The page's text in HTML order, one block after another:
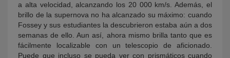
a alta velocidad, alcanzando los 20 000 km/s. Además, el
brillo de la supernova no ha alcanzado su máximo: cuando
Fossey y sus estudiantes la descubrieron estaba aún a dos
semanas de ello. Aun así, ahora mismo brilla tanto que es
fácilmente localizable con un telescopio de aficionado.
Puede que incluso se pueda ver con prismáticos cuando